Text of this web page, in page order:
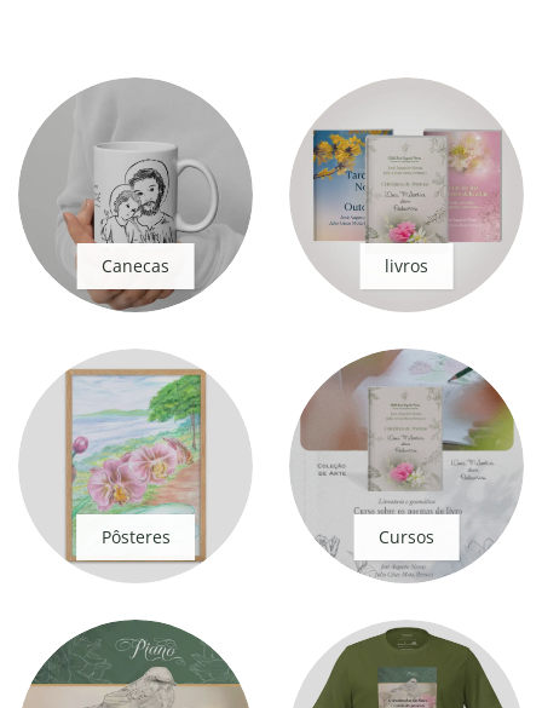
Canecas livros
Pôsteres Cursos